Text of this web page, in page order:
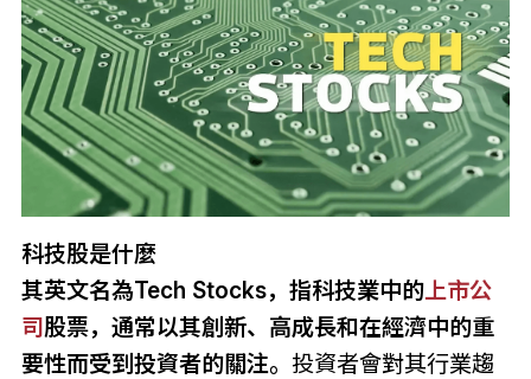
科技股是什麼
其英文名為Tech Stocks，指科技業中的上市公
司股票， 通常以其創新、高成長和在經濟中的重
要性而受到投資者的關注。 投資者會對其行業趨